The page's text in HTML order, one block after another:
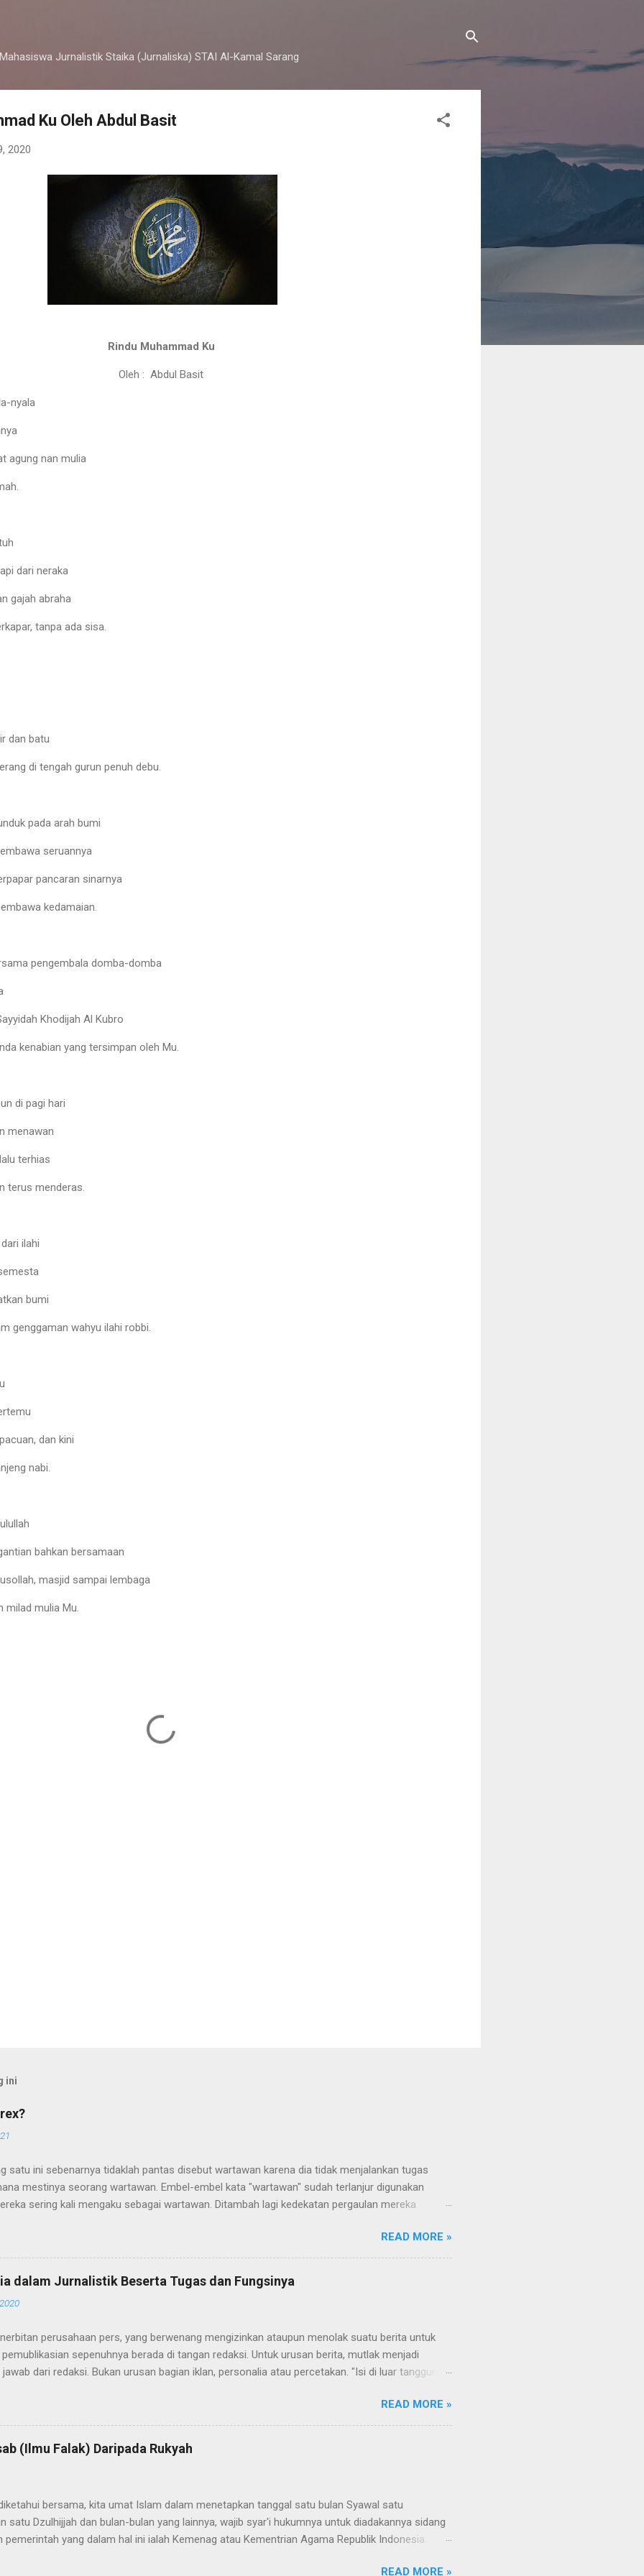
Jurnalistik Staika (Jurnaliska) STAI Al-Kamal Sarang
Ku Oleh Abdul Basit
2020
Rindu Muhammad Ku
Oleh : Abdul Basit
nyala
agung nan mulia
dari neraka
gajah abraha
tanpa ada sisa.
dan batu
di tengah gurun penuh debu.
pada arah bumi
seruannya
pancaran sinarnya
kedamaian.
pengembala domba-domba
Khodijah Al Kubro
kenabian yang tersimpan oleh Mu.
di pagi hari
menawan
terhias
terus menderas.
ilahi
bumi
genggaman wahyu ilahi robbi.
dan kini
nabi.
bahkan bersamaan
masjid sampai lembaga
milad mulia Mu.
ini
satu ini sebenarnya tidaklah pantas disebut wartawan karena dia tidak menjalankan tugas
mestinya seorang wartawan. Embel-embel kata "wartawan" sudah terlanjur digunakan
sering kali mengaku sebagai wartawan. Ditambah lagi kedekatan pergaulan mereka
adalah para WTS (Wartawan Tanpa Suratkabar) atau juga sering disebut "Wartawan
para WTS atau wartawan bodrex sering mengikuti acara-acara yang juga dihadiri oleh
seperti konfrensi pers, seminar, diskusi, pameran dan pertemuan para pengusaha.
ada pula diantara orang-orang itu yang mendapatkan sumber berita secara langsung dari pejabat
yang mereka temua. Para Bodrex itu datang sebagaimana wartawan sungguhan. Mereka
READ MORE »
dalam Jurnalistik Beserta Tugas dan Fungsinya
perusahaan pers, yang berwenang mengizinkan ataupun menolak suatu berita untuk
sepenuhnya berada di tangan redaksi. Untuk urusan berita, mutlak menjadi
dari redaksi. Bukan urusan bagian iklan, personalia atau percetakan. "Isi di luar tanggung
redaksi, redaktur pelaksana (redaktur eksekutif), redaktur, asisten redaktur, koordinator
dan reporter. Setipa divisi ini menjalani fungsinya masing-masing hingga melahirkan
berita baik yang dicetak, disiarkan, ataupun ditayangkan. Pemimpin redaksi adalah jabatan
jajaran redaksi, dan bertanggung jawab terhadap berita yang diterbitkan di medianya.
jika terjadi kasus atau delik pers, pemimpin redaksi juga dapat melimpahkan tanggung jawabnya
READ MORE »
(Ilmu Falak) Daripada Rukyah
bersama, kita umat Islam dalam menetapkan tanggal satu bulan Syawal satu
satu Dzulhijjah dan bulan-bulan yang lainnya, wajib syar'i hukumnya untuk diadakannya sidang
pemerintah yang dalam hal ini ialah Kemenag atau Kementrian Agama Republik Indonesia.
READ MORE »